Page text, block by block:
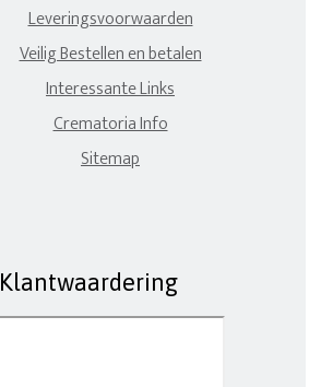
Leveringsvoorwaarden
Veilig Bestellen en betalen
Interessante Links
Crematoria Info
Sitemap
Klantwaardering